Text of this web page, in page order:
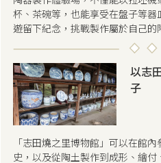
杯、茶碗等，也能享受在盤子等
遊留下紀念，挑戰製作屬於自己的
以志
子
「志田燒之里博物館」可以在館
史，以及從陶土製作到成形、繪